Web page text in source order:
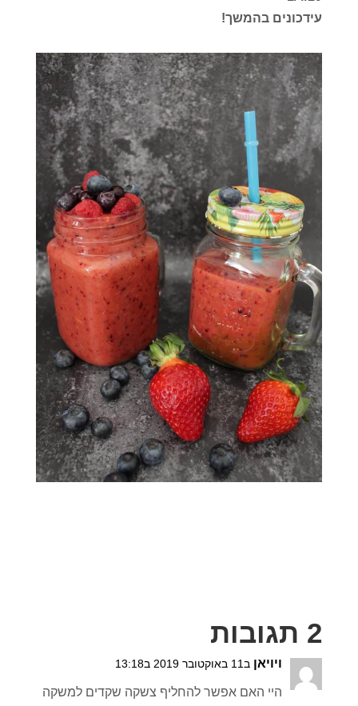
עידכונים בהמשך!
2 תגובות
ויויאן ב11 באוקטובר 2019 ב13:18
היי האם אפשר להחליף צשקה שקדים למשקה